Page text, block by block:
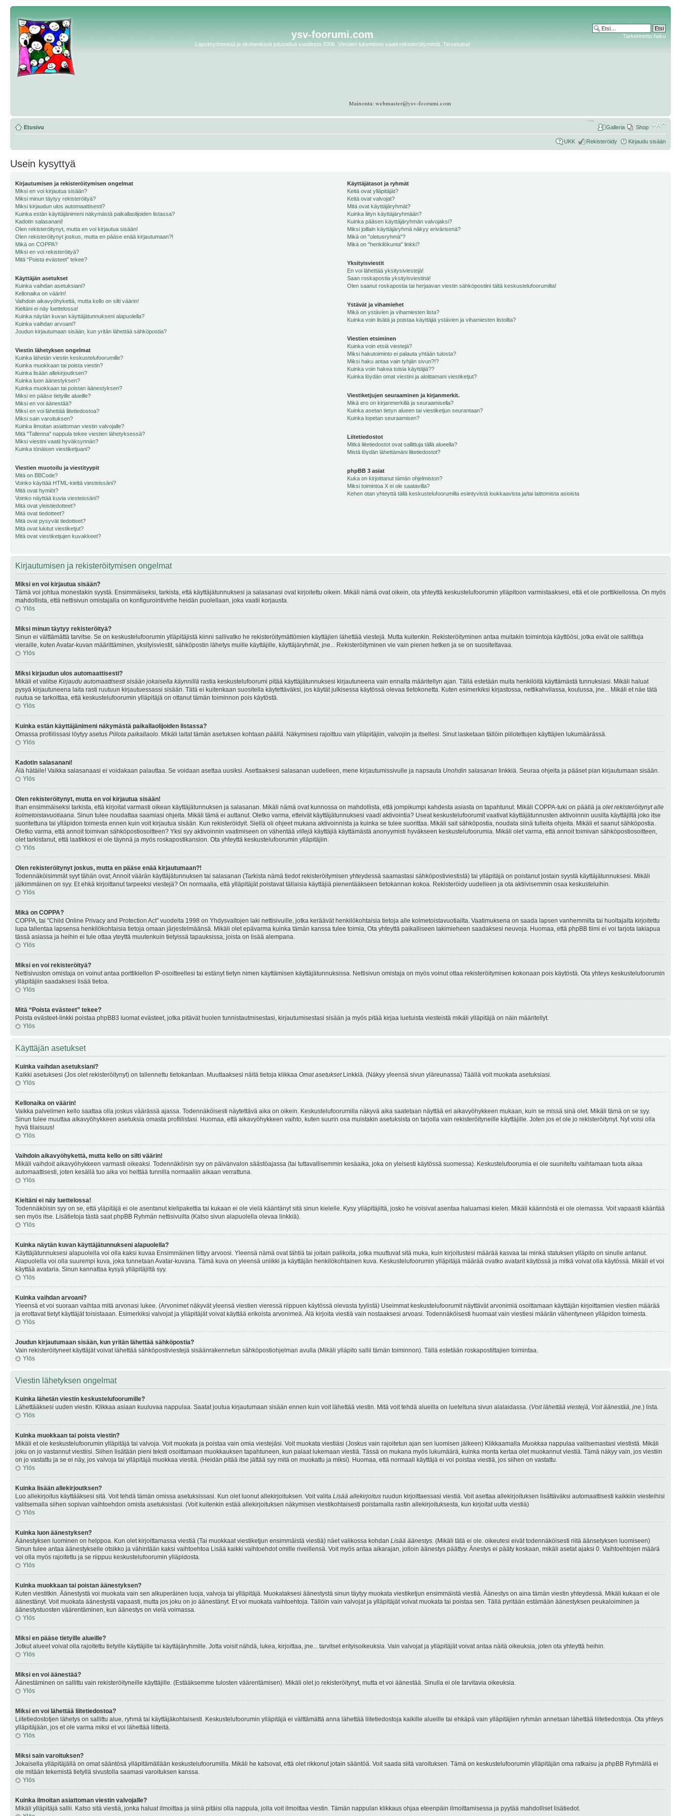
ysv-foorumi.com
Lapsimyönteistä ja ekohenkistä jutustelua vuodesta 2006. Viestien lukeminen vaatii rekisteröitymistä. Tervetuloa!
Tarkennettu haku
Etusivu Shop
Galleria
UKK Rekisteröidy Kirjaudu sisään
Usein kysyttyä
Kirjautumisen ja rekisteröitymisen ongelmat
Miksi en voi kirjautua sisään?
Miksi minun täytyy rekisteröityä?
Miksi kirjaudun ulos automaattisesti?
Kuinka estän käyttäjänimeni näkymästä paikallaolijoiden listassa?
Kadotin salasanani!
Olen rekisteröitynyt, mutta en voi kirjautua sisään!
Olen rekisteröitynyt joskus, mutta en pääse enää kirjautumaan?!
Mikä on COPPA?
Miksi en voi rekisteröityä?
Mitä “Poista evästeet” tekee?
Käyttäjän asetukset
Kuinka vaihdan asetuksiani?
Kellonaika on väärin!
Vaihdoin aikavyöhykettä, mutta kello on silti väärin!
Kieltäni ei näy luettelossa!
Kuinka näytän kuvan käyttäjätunnukseni alapuolella?
Kuinka vaihdan arvoani?
Joudun kirjautumaan sisään, kun yritän lähettää sähköpostia?
Viestin lähetyksen ongelmat
Kuinka lähetän viestin keskustelufoorumille?
Kuinka muokkaan tai poista viestin?
Kuinka lisään allekirjoutksen?
Kuinka luon äänestyksen?
Kuinka muokkaan tai poistan äänestyksen?
Miksi en pääse tietyille alueille?
Miksi en voi äänestää?
Miksi en voi lähettää liitetiedostoa?
Miksi sain varoituksen?
Kuinka ilmoitan asiattoman viestin valvojalle?
Mitä "Tallenna" nappula tekee viestien lähetyksessä?
Miksi viestini vaatii hyväksynnän?
Kuinka tönäisen viestiketjuani?
Viestien muotoilu ja viestityypit
Mitä on BBCode?
Voinko käyttää HTML-kieltä viesteissäni?
Mitä ovat hymiöt?
Voinko näyttää kuvia viesteissäni?
Mitä ovat yleistiedotteet?
Mitä ovat tiedotteet?
Mitä ovat pysyvät tiedotteet?
Mitä ovat lukitut viestiketjut?
Mitä ovat viestiketjujen kuvakkeet?
Käyttäjätasot ja ryhmät
Keitä ovat ylläpitäjät?
Keitä ovat valvojat?
Mitä ovat käyttäjäryhmät?
Kuinka liityn käyttäjäryhmään?
Kuinka pääsen käyttäjäryhmän valvojaksi?
Miksi joillain käyttäjäryhmä näkyy erivärisenä?
Mikä on "oletusryhmä"?
Mikä on "henkilökunta" linkki?
Yksityisviestit
En voi lähettää yksitysiviestejä!
Saan roskapostia yksityisviestinä!
Olen saanut roskapostia tai herjaavan viestin sähköpostiini tältä keskustelufoorumilta!
Ystävät ja vihamiehet
Mikä on ystävien ja vihamiesten lista?
Kuinka voin lisätä ja poistaa käyttäjiä ystävien ja vihamiesten listoilta?
Viestien etsiminen
Kuinka voin etsiä viestejä?
Miksi hakutoiminto ei palauta yhtään tulosta?
Miksi haku antaa vain tyhjän sivun?!?
Kuinka voin hakea toisia käyttäjiä??
Kuinka löydän omat viestini ja aloittamani viestiketjut?
Viestiketjujen seuraaminen ja kirjanmerkit.
Mikä ero on kirjanmerkillä ja seuraamisella?
Kuinka asetan tietyn alueen tai viestiketjun seurantaan?
Kuinka lopetan seuraamisen?
Liitetiedostot
Mitkä liitetiedostot ovat sallittuja tällä alueella?
Mistä löydän lähettämäni liitetiedostot?
phpBB 3 asiat
Kuka on kirjoittanut tämän ohjelmiston?
Miksi toimintoa X ei ole saatavilla?
Kehen otan yhteyttä tällä keskustelufoorumilla esiintyvistä loukkaavista ja/tai laittomista asioista
Kirjautumisen ja rekisteröitymisen ongelmat
Miksi en voi kirjautua sisään?
Tämä voi johtua monestakin syystä. Ensimmäiseksi, tarkista, että käyttäjätunnuksesi ja salasanasi ovat kirjoitettu oikein. Mikäli nämä ovat oikein, ota yhteyttä keskustelufoorumin ylläpitoon varmistaaksesi, että et ole porttikiellossa. On myös
mahdollista, että nettisivun omistajalla on konfigurointivirhe heidän puolellaan, joka vaatii korjausta.
Ylös
Miksi minun täytyy rekisteröityä?
Sinun ei välttämättä tarvitse. Se on keskustelufoorumin ylläpitäjistä kiinni sallivatko he rekisteröitymättömien käyttäjien lähettää viestejä. Mutta kuitenkin. Rekisteröityminen antaa muitakin toimintoja käyttöösi, jotka eivät ole sallittuja
vieraille, kuten Avatar-kuvan määrittäminen, yksityisviestit, sähköpostin lähetys muille käyttäjille, käyttäjäryhmät, jne... Rekisteröityminen vie vain pienen hetken ja se on suositeltavaa.
Ylös
Miksi kirjaudun ulos automaattisesti?
Mikäli et valitse Kirjaudu automaattisesti sisään jokaisella käynnillä rastia keskustelufoorumi pitää käyttäjätunnuksesi kirjautuneena vain ennalta määritellyn ajan. Tällä estetään muita henkilöitä käyttämästä tunnuksiasi. Mikäli haluat
pysyä kirjautuneena laita rasti ruutuun kirjautuessassi sisään. Tätä ei kuitenkaan suositella käytettäväksi, jos käytät julkisessa käytössä olevaa tietokonetta. Kuten esimerkiksi kirjastossa, nettikahvilassa, koulussa, jne... Mikäli et näe tätä
ruutua se tarkoittaa, että keskustelufoorumin ylläpitäjä on ottanut tämän toiminnon pois käytöstä.
Ylös
Kuinka estän käyttäjänimeni näkymästä paikallaolijoiden listassa?
Omassa profiilissasi löytyy asetus Piilota paikallaolo. Mikäli laitat tämän asetuksen kohtaan päällä. Näkymisesi rajoittuu vain ylläpitäjiin, valvojiin ja itsellesi. Sinut lasketaan tällöin piilotettujen käyttäjien lukumäärässä.
Ylös
Kadotin salasanani!
Älä hätäile! Vaikka salasanaasi ei voidakaan palauttaa. Se voidaan asettaa uusiksi. Asettaaksesi salasanan uudelleen, mene kirjautumissivulle ja napsauta Unohdin salasanan linkkiä. Seuraa ohjeita ja pääset pian kirjautumaan sisään.
Ylös
Olen rekisteröitynyt, mutta en voi kirjautua sisään!
Ihan ensimmäiseksi tarkista, että kirjoitat varmasti oikean käyttäjätunnuksen ja salasanan. Mikäli nämä ovat kunnossa on mahdollista, että jompikumpi kahdesta asiasta on tapahtunut. Mikäli COPPA-tuki on päällä ja olet rekisteröitynyt alle
kolmetoistavuotiaana. Sinun tulee noudattaa saamiasi ohjeita. Mikäli tämä ei auttanut. Oletko varma, etteivät käyttäjätunnuksesi vaadi aktivointia? Useat keskustelufoorumit vaativat käyttäjätunnusten aktivoinnin uusilta käyttäjiltä joko itse
suoritettuna tai ylläpidon toimesta ennen kuin voit kirjautua sisään. Kun rekisteröidyit. Siellä oli ohjeet mukana aktivoinnista ja kuinka se tulee suorittaa. Mikäli sait sähköpostia, noudata siinä tulleita ohjeita. Mikäli et saanut sähköpostia.
Oletko varma, että annoit toimivan sähköpostiosoitteen? Yksi syy aktivoinnin vaatimiseen on vähentää villejä käyttäjiä käyttämästä anonyymisti hyväkseen keskustelufoorumia. Mikäli olet varma, että annoit toimivan sähköpostiosoitteen,
olet tarkistanut, että laatikkosi ei ole täynnä ja myös roskapostikansion. Ota yhteyttä keskustelufoorumin ylläpitäjiin.
Ylös
Olen rekisteröitynyt joskus, mutta en pääse enää kirjautumaan?!
Todennäköisimmät syyt tähän ovat; Annoit väärän käyttäjätunnuksen tai salasanan (Tarkista nämä tiedot rekisteröitymisen yhteydessä saamastasi sähköpostiviestistä) tai ylläpitäjä on poistanut jostain syystä käyttäjätunnuksesi. Mikäli
jälkimmäinen on syy. Et ehkä kirjoittanut tarpeeksi viestejä? On normaalia, että ylläpitäjät poistavat tällaisia käyttäjiä pienentääkseen tietokannan kokoa. Rekisteröidy uudelleen ja ota aktiivisemmin osaa keskusteluihin.
Ylös
Mikä on COPPA?
COPPA, tai "Child Online Privacy and Protection Act" vuodelta 1998 on Yhdysvaltojen laki nettisivuille, jotka keräävät henkilökohtaisia tietoja alle kolmetoistavuotiailta. Vaatimuksena on saada lapsen vanhemmilta tai huoltajalta kirjoitettu
lupa tallentaa lapsensa henkilökohtaisia tietoja omaan järjestelmäänsä. Mikäli olet epävarma kuinka tämän kanssa tulee toimia, Ota yhteyttä paikalliseen lakimieheen saadaksesi neuvoja. Huomaa, että phpBB tiimi ei voi tarjota lakiapua
tässä asiassa ja heihin ei tule ottaa yteyttä muutenkuin tietyissä tapauksissa, joista on lisää alempana.
Ylös
Miksi en voi rekisteröityä?
Nettisivuston omistaja on voinut antaa porttikiellon IP-osoitteellesi tai estänyt tietyn nimen käyttämisen käyttäjätunnuksissa. Nettisivun omistaja on myös voinut ottaa rekisteröitymisen kokonaan pois käytöstä. Ota yhteys keskustelufoorumin
ylläpitäjiin saadaksesi lisää tietoa.
Ylös
Mitä “Poista evästeet” tekee?
Poista evästeet-linkki poistaa phpBB3 luomat evästeet, jotka pitävät huolen tunnistautmisestasi, kirjautumisestasi sisään ja myös pitää kirjaa luetuista viesteistä mikäli ylläpitäjä on näin määritellyt.
Ylös
Käyttäjän asetukset
Kuinka vaihdan asetuksiani?
Kaikki asetuksesi (Jos olet rekisteröitynyt) on tallennettu tietokantaan. Muuttaaksesi näitä tietoja klikkaa Omat asetuksetLinkkiä. (Näkyy yleensä sivun yläreunassa) Täällä voit muokata asetuksiasi.
Ylös
Kellonaika on väärin!
Vaikka palvelimen kello saattaa olla joskus väärässä ajassa. Todennäköisesti näytettävä aika on oikein. Keskustelufoorumilla näkyvä aika saatetaan näyttää eri aikavyöhykkeen mukaan, kuin se missä sinä olet. Mikäli tämä on se syy.
Sinun tulee muuttaa aikavyöhykkeen asetuksia omasta profiilistasi. Huomaa, että aikavyöhykkeen vaihto, kuten suurin osa muistakin asetuksista on tarjolla vain rekisteröityneille käyttäjille. Joten jos et ole jo rekisteröitynyt. Nyt voisi olla
hyvä tilaisuus!
Ylös
Vaihdoin aikavyöhykettä, mutta kello on silti väärin!
Mikäli vaihdoit aikavyöhykkeen varmasti oikeaksi. Todennäköisin syy on päivänvalon säästöajassa (tai tuttavallisemmin kesäaika, joka on yleisesti käytössä suomessa). Keskustelufoorumia ei ole suuniteltu vaihtamaan tuota aikaa
automaattisesti, joten kesällä tuo aika voi heittää tunnilla normaaliin aikaan verrattuna.
Ylös
Kieltäni ei näy luettelossa!
Todennäköisin syy on se, että yläpitäjä ei ole asentanut kielipakettia tai kukaan ei ole vielä kääntänyt sitä sinun kielelle. Kysy ylläpitäjiltä, josko he voisivat asentaa haluamasi kielen. Mikäli käännöstä ei ole olemassa. Voit vapaasti kääntää
sen myös itse. Lisätietoja tästä saat phpBB Ryhmän nettisivuilta (Katso sivun alapuolella olevaa linkkiä).
Ylös
Kuinka näytän kuvan käyttäjätunnukseni alapuolella?
Käyttäjätunnuksesi alapuolella voi olla kaksi kuvaa Ensimmäinen liittyy arvoosi. Yleensä nämä ovat tähtiä tai joitain palikoita, jotka muuttuvat sitä muka, kuin kirjoitustesi määrää kasvaa tai minkä statuksen ylläpito on sinulle antanut.
Alapuolella voi olla suurempi kuva, joka tunnetaan Avatar-kuvana. Tämä kuva on yleensä uniikki ja käyttäjän henkilökohtainen kuva. Keskustelufoorumin ylläpitäjä määrää ovatko avatarit käytössä ja mitkä voivat olla käytössä. Mikäli et voi
käyttää avataria. Sinun kannattaa kysyä ylläpitäjiltä syy.
Ylös
Kuinka vaihdan arvoani?
Yleensä et voi suoraan vaihtaa mitä arvonasi lukee. (Arvonimet näkyvät yleensä viestien vieressä riippuen käytössä olevasta tyylistä) Useimmat keskustelufoorumit näyttävät arvonimiä osoittamaan käyttäjän kirjoittamien viestien määrää
ja erottavat tietyt käyttäjät toisistaaan. Esimerkiksi valvojat ja ylläpitäjät voivat käyttää erikoista arvonimeä. Älä kirjoita viestiä vain nostaaksesi arvoasi. Todennäköisesti huomaat vain viestiesi määrän vähentyneen ylläpidon toimesta.
Ylös
Joudun kirjautumaan sisään, kun yritän lähettää sähköpostia?
Vain rekisteröityneet käyttäjät voivat lähettää sähköpostiviestejä sisäänrakennetun sähköpostiohjelman avulla (Mikäli ylläpito sallii tämän toiminnon). Tällä estetään roskapostittajien toimintaa.
Ylös
Viestin lähetyksen ongelmat
Kuinka lähetän viestin keskustelufoorumille?
Lähettääksesi uuden viestin. Klikkaa asiaan kuuluvaa nappulaa. Saatat joutua kirjautumaan sisään ennen kuin voit lähettää viestin. Mitä voit tehdä alueilla on lueteltuna sivun alalaidassa. (Voit lähettää viestejä, Voit äänestää, jne.) lista.
Ylös
Kuinka muokkaan tai poista viestin?
Mikäli et ole keskustelufoorumin ylläpitäjä tai valvoja. Voit muokata ja poistaa vain omia viestejäsi. Voit muokata viestiäsi (Joskus vain rajoitetun ajan sen luomisen jälkeen) Klikkaamalla Muokkaa nappulaa valitsemastasi viestistä. Mikäli
joku on jo vastannut viestiisi. Siihen lisätään pieni teksti osoittamaan muokkauksen tapahtuneen, kun palaat lukemaan viestiä. Tässä on mukana myös lukumäärä, kuinka monta kertaa olet muokannut viestiä. Tämä näkyy vain, jos viestiin
on jo vastattu ja se ei näy, jos valvoja tai ylläpitäjä muokkaa viestiä. (Heidän pitää itse jättää syy mitä on muokattu ja miksi). Huomaa, että normaali käyttäjä ei voi poistaa viestiä, jos siihen on vastattu.
Ylös
Kuinka lisään allekirjoutksen?
Luo allekirjoitus käyttääksesi sitä. Voit tehdä tämän omissa asetuksissasi. Kun olet luonut allekirjoituksen. Voit valita Lisää allekirjoitus ruudun kirjoittaessasi viestiä. Voit asettaa allekirjoituksen lisättäväksi automaattisesti kaikkiin viesteihisi
valitsemalla siihen sopivan vaihtoehdon omista asetuksistasi. (Voit kuitenkin estää allekirjoituksen näkymisen viestikohtaisesti poistamalla rastin allekirjoituksesta, kun kirjoitat uutta viestiä)
Ylös
Kuinka luon äänestyksen?
Äänestyksen luominen on helppoa. Kun olet kirjoittamassa viestiä (Tai muokkaat viestiketjun ensimmäistä viestiä) näet valikossa kohdan Lisää äänestys. (Mikäli tätä ei ole. oikeutesi eivät todennäköisesti riitä äänsetyksen luomiseen)
Sinun tulee antaa äänestykselle otsikko ja vähintään kaksi vaihtoehtoa Lisää kaikki vaihtoehdot omille riveillensä. Voit myös antaa aikarajan, jolloin äänestys päättyy. Änestys ei pääty koskaan, mikäli asetat ajaksi 0. Vaihtoehtojen määrä
voi olla myös rajoitettu ja se riippuu keskustelufoorumin ylläpidosta.
Ylös
Kuinka muokkaan tai poistan äänestyksen?
Kuten viestitkin. Äänestystä voi muokata vain sen alkuperäinen luoja, valvoja tai ylläpitäjä. Muokataksesi äänestystä sinun täytyy muokata viestiketjun ensimmäistä viestiä. Äänestys on aina tämän viestin yhteydessä. Mikäli kukaan ei ole
äänestänyt. Voit muokata äänestystä vapaasti, mutta jos joku on jo äänestänyt. Et voi muokata vaihtoehtoja. Tällöin vain valvojat ja ylläpitäjät voivat muokata tai poistaa sen. Tällä pyritään estämään äänestyksen peukaloiminen ja
äänestystuosten väärentäminen, kun äänestys on vielä voimassa.
Ylös
Miksi en pääse tietyille alueille?
Jotkut alueet voivat olla rajoitettu tietyille käyttäjille tai käyttäjäryhmille. Jotta voisit nähdä, lukea, kirjoittaa, jne... tarvitset erityisoikeuksia. Vain valvojat ja ylläpitäjät voivat antaa näitä oikeuksia, joten ota yhteyttä heihin.
Ylös
Miksi en voi äänestää?
Äänestäminen on sallittu vain rekisteröityneille käyttäjille. (Estääksemme tulosten väärentämisen). Mikäli olet jo rekisteröitynyt, mutta et voi äänestää. Sinulla ei ole tarvitavia oikeuksia.
Ylös
Miksi en voi lähettää liitetiedostoa?
Liitetiedostotjen lähetys on sallittu alue, ryhmä tai käyttäjäkohtaisesti. Keskustelufoorumin ylläpitäjä ei välttämättä anna lähettää liitetiedostoja kaikille alueille tai ehkäpä vain ylläpitäjien ryhmän annetaan lähettää liitetiedostoja. Ota yhteys
ylläpitäjään, jos et ole varma miksi et voi lähettää liitteitä.
Ylös
Miksi sain varoituksen?
Jokaisella ylläpitäjällä on omat sääntösä ylläpitämällään keskustelufoorumilla. Mikäli he katsovat, että olet rikkonut jotain sääntöä. Voit saada siitä varoituksen. Tämä on keskustelufoorumin ylläpitäjän oma ratkaisu ja phpBB Ryhmällä ei
ole mitään tekemistä tietyllä sivustolla saamasi varoituksen kanssa.
Ylös
Kuinka ilmoitan asiattoman viestin valvojalle?
Mikäli ylläpitäjä sallii. Katso sitä viestiä, jonka haluat ilmoittaa ja siinä pitäisi olla nappula, jolla voit ilmoittaa viestin. Tämän nappulan klikkaus ohjaa eteenpäin ilmoittamisessa ja pyytää mahdolliset lisätiedot.